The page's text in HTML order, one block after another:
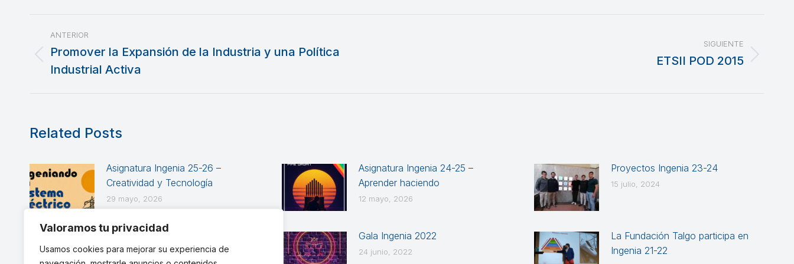
Valoramos tu privacidad
Usamos cookies para mejorar su experiencia de
Navegación
entre
publicaciones
ANTERIOR
anterior:
Promover la Expansión de la Industria y una Política
Industrial Activa
SIGUIENTE
ETSII POD 2015
Related Posts
Asignatura Ingenia 25-26 –
Creatividad y Tecnología
29 mayo, 2026
Asignatura Ingenia 24-25 –
Aprender haciendo
12 mayo, 2026
Proyectos Ingenia 23-24
15 julio, 2024
El poster científico: Los
proyectos Ingenia en cartel
Gala Ingenia 2022
24 junio, 2022
La Fundación Talgo participa en
Ingenia 21-22